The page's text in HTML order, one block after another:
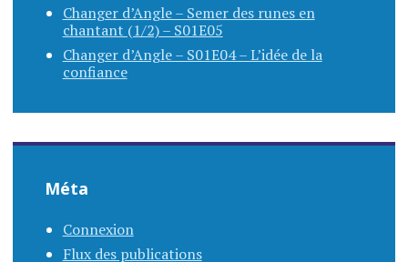
Changer d’Angle – Semer des runes en
chantant (1/2) – S01E05
Changer d’Angle – S01E04 – L’idée de la
confiance
Méta
Connexion
Flux des publications